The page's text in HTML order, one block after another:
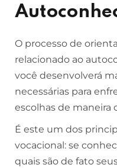
O processo de
relacionado ao
você desenvolverá
necessárias para
escolhas de maneira
É este um dos
vocacional: se
quais são de fato